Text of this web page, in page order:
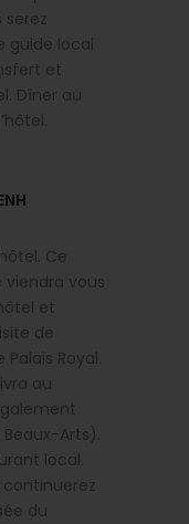
serez
guide local
et
Dîner au
Ce
vous
et
de
Royal.
au
Arts).
local.
continuerez
du